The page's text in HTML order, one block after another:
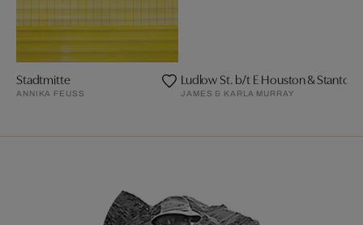
Stadtmitte
ANNIKA FEUSS
Ludlow St. b/t E Houston & Stanton,
JAMES & KARLA MURRAY